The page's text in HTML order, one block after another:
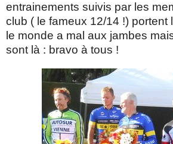
entrainements suivis par les
club ( le fameux 12/14 !) portent
le monde a mal aux jambes
sont là : bravo à tous !